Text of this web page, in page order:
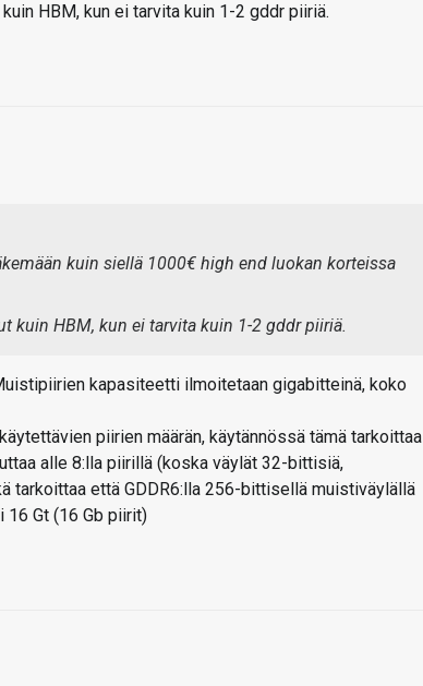
HBM, kun ei tarvita kuin 1-2 gddr piiriä.
kuin siellä 1000€ high end luokan korteissa
kuin HBM, kun ei tarvita kuin 1-2 gddr piiriä.
kapasiteetti ilmoitetaan gigabitteinä, koko
piirien määrän, käytännössä tämä tarkoittaa
alle 8:lla piirillä (koska väylät 32-bittisiä,
tarkoittaa että GDDR6:lla 256-bittisellä muistiväylällä
16 Gt (16 Gb piirit)